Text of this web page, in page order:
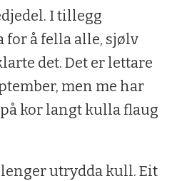
I tillegg
å fella alle, sjølv
det. Det er lettare
men me har
kor langt kulla flaug
utrydda kull. Eit